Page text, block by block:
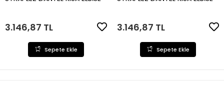
3.146,87 TL
Sepete Ekle
3.146,87 TL
Sepete Ekle